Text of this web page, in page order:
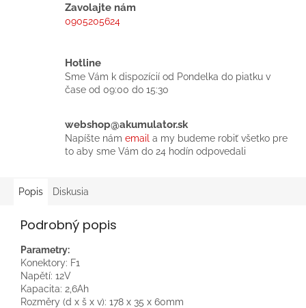
Zavolajte nám
0905205624
Hotline
Sme Vám k dispozícií od Pondelka do piatku v
čase od 09:00 do 15:30
webshop@akumulator.sk
Napíšte nám email a my budeme robiť všetko pre
to aby sme Vám do 24 hodín odpovedali
Popis Diskusia
Podrobný popis
Parametry:
Konektory: F1
Napětí: 12V
Kapacita: 2,6Ah
Rozměry (d x š x v): 178 x 35 x 60mm